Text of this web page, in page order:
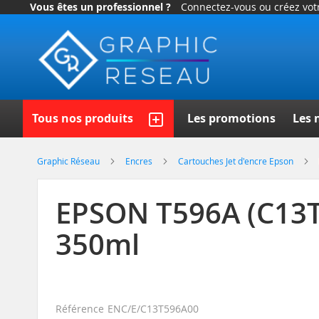
Vous êtes un professionnel ? Connectez-vous ou créez
Allez
contenu
Tous nos produits Les promotions Les
Graphic Réseau Encres Cartouches Jet d'encre Epson
EPSON T596A
350ml
Référence ENC/E/C13T596A00